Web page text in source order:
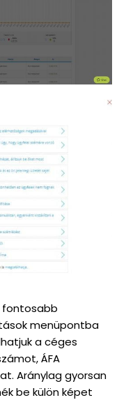
fontosabb
menüpontba
a céges
ÁFA
Aránylag gyorsan
be külön képet